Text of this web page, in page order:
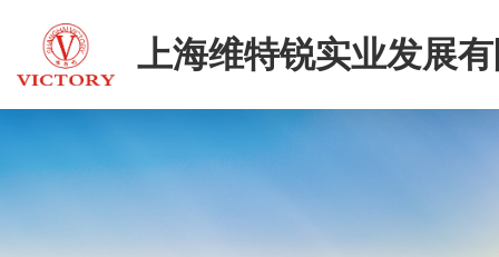
上海维特锐实业发展
二部